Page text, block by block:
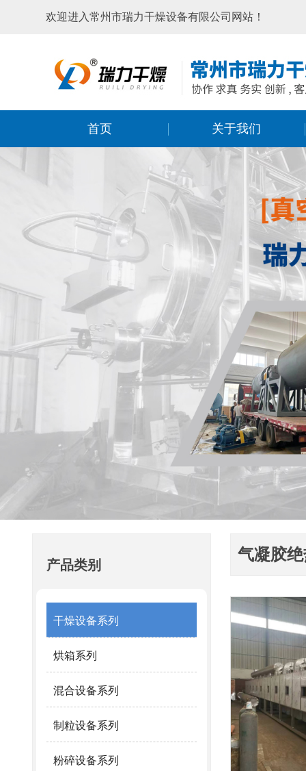
欢迎进入常州市瑞力干燥设备有限公司网站！
首页 关于我们
产品类别
干燥设备系列
烘箱系列
混合设备系列
制粒设备系列
粉碎设备系列
气凝胶